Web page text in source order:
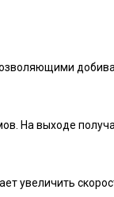
На выходе
увеличить